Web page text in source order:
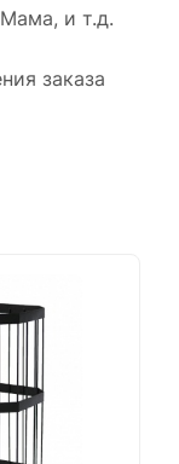
и т.д.
заказа